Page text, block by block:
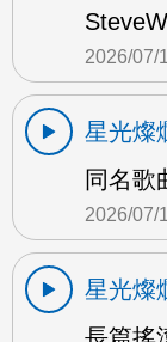
2026/07/
星光燦
同名歌
2026/07/
星光燦